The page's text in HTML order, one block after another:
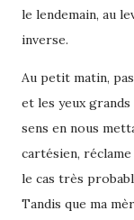
le lendemain, au
inverse.
Au petit matin,
et les yeux
sens en nous
cartésien,
le cas très
Tandis que ma